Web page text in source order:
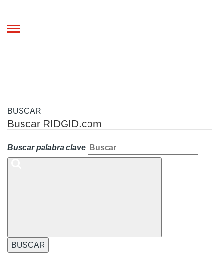
Toggle
BUSCAR
Buscar RIDGID.com
Buscar palabra clave
BUSCAR